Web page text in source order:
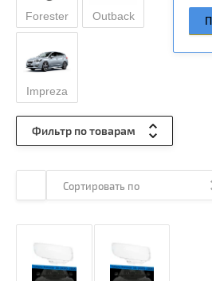
Forester Outback
Impreza
Фильтр по товарам
Сортировать по